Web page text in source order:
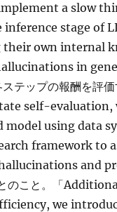
a slow
inference stage of
own internal
in
テップの報酬を評価
self-evaluation,
model using data
framework to
and
のこと。「
we